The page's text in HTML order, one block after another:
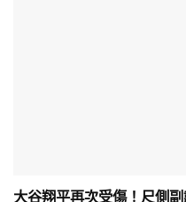
大谷翔平再次受傷！尺側